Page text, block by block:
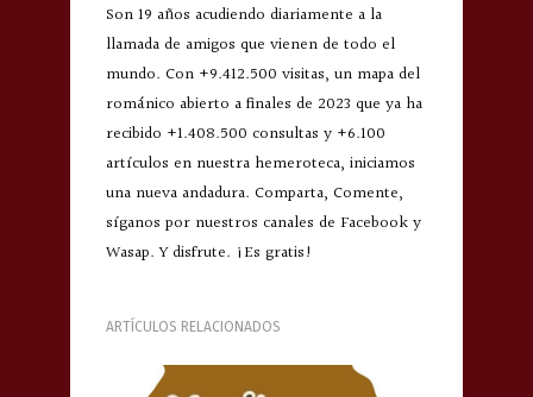
Son 19 años acudiendo diariamente a la
llamada de amigos que vienen de todo el
mundo. Con +9.412.500 visitas, un mapa del
románico abierto a finales de 2023 que ya ha
recibido +1.408.500 consultas y +6.100
artículos en nuestra hemeroteca, iniciamos
una nueva andadura. Comparta, Comente,
síganos por nuestros canales de Facebook y
Wasap. Y disfrute. ¡Es gratis!
ARTÍCULOS RELACIONADOS